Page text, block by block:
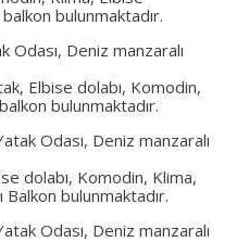
bulunmaktadır.
Odası, Deniz manzaralı
Elbise dolabı, Komodin,
bulunmaktadır.
Odası, Deniz manzaralı
dolabı, Komodin, Klima,
Balkon bulunmaktadır.
Odası, Deniz manzaralı